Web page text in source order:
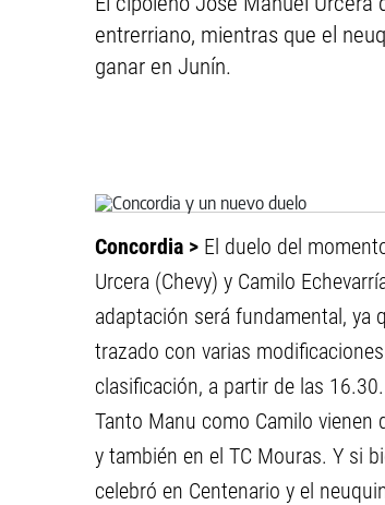
entrerriano, mientras que el
ganar en Junín.
Concordia > El duelo del
Urcera (Chevy) y Camilo
adaptación será fundamental, ya
trazado con varias
clasificación, a partir de las 16.30.
Tanto Manu como Camilo vienen
y también en el TC Mouras. Y si
celebró en Centenario y el